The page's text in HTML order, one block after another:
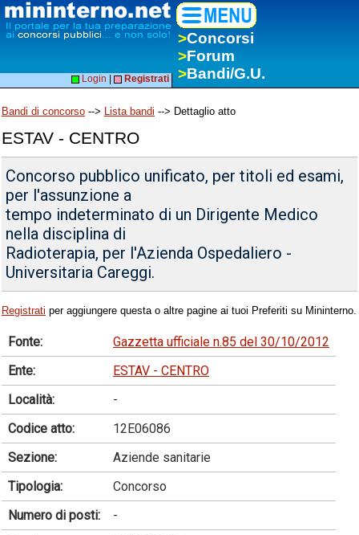
>Concorsi
>Forum
>Bandi/G.U.
Login Registrati
Bandi di concorso --> Lista bandi --> Dettaglio atto
ESTAV - CENTRO
Concorso pubblico unificato, per titoli ed esami,
per l'assunzione a
tempo indeterminato di un Dirigente Medico
nella disciplina di
Radioterapia, per l'Azienda Ospedaliero -
Universitaria Careggi.
Registrati per aggiungere questa o altre pagine ai tuoi Preferiti su Mininterno.
Fonte:
Gazzetta ufficiale n.85 del 30/10/2012
Ente:
ESTAV - CENTRO
Località:
-
Codice atto:
12E06086
Sezione:
Aziende sanitarie
Tipologia:
Concorso
Numero di posti:
-